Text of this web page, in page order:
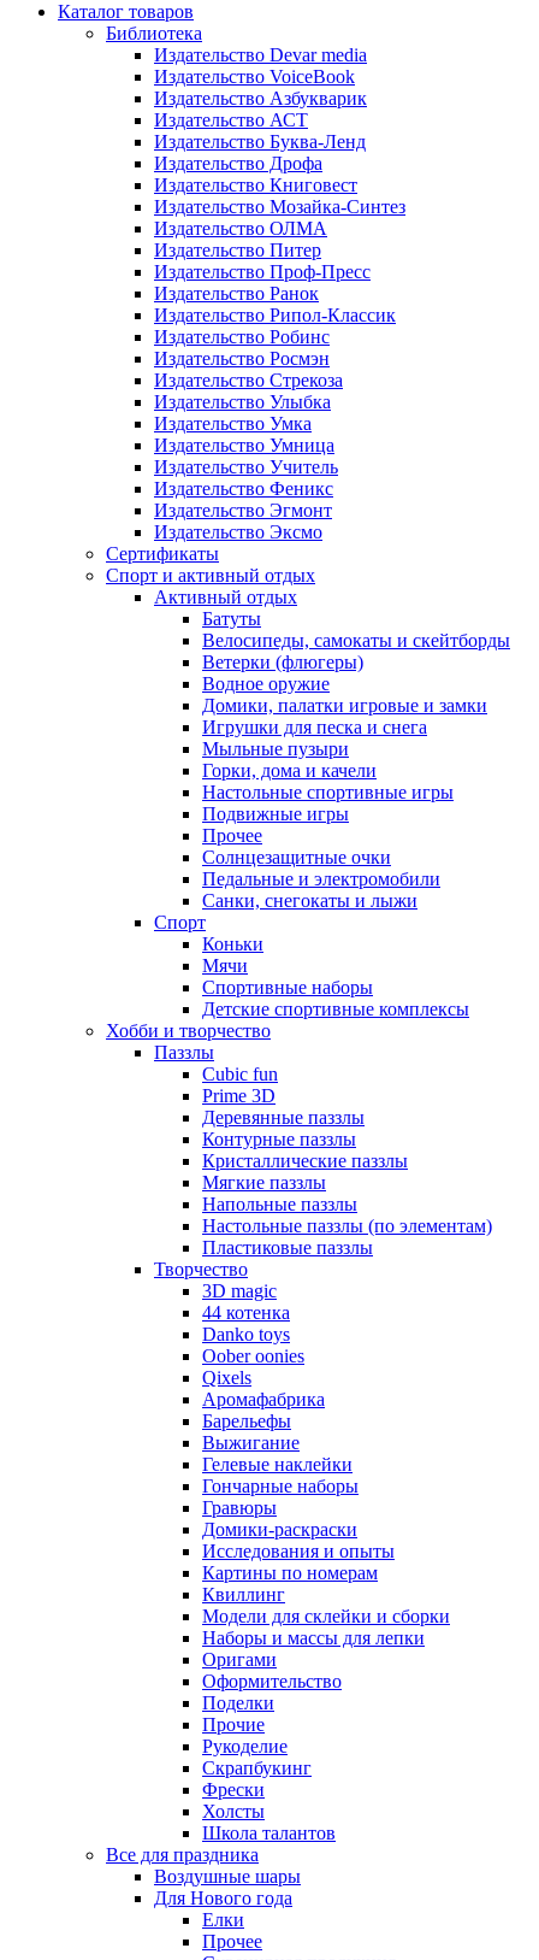
Каталог товаров
Библиотека
Издательство Devar media
Издательство VoiceBook
Издательство Азбукварик
Издательство АСТ
Издательство Буква-Ленд
Издательство Дрофа
Издательство Книговест
Издательство Мозайка-Синтез
Издательство ОЛМА
Издательство Питер
Издательство Проф-Пресс
Издательство Ранок
Издательство Рипол-Классик
Издательство Робинс
Издательство Росмэн
Издательство Стрекоза
Издательство Улыбка
Издательство Умка
Издательство Умница
Издательство Учитель
Издательство Феникс
Издательство Эгмонт
Издательство Эксмо
Сертификаты
Спорт и активный отдых
Активный отдых
Батуты
Велосипеды, самокаты и скейтборды
Ветерки (флюгеры)
Водное оружие
Домики, палатки игровые и замки
Игрушки для песка и снега
Мыльные пузыри
Горки, дома и качели
Настольные спортивные игры
Подвижные игры
Прочее
Солнцезащитные очки
Педальные и электромобили
Санки, снегокаты и лыжи
Спорт
Коньки
Мячи
Спортивные наборы
Детские спортивные комплексы
Хобби и творчество
Паззлы
Cubic fun
Prime 3D
Деревянные паззлы
Контурные паззлы
Кристаллические паззлы
Мягкие паззлы
Напольные паззлы
Настольные паззлы (по элементам)
Пластиковые паззлы
Творчество
3D magic
44 котенка
Danko toys
Oober oonies
Qixels
Аромафабрика
Барельефы
Выжигание
Гелевые наклейки
Гончарные наборы
Гравюры
Домики-раскраски
Исследования и опыты
Картины по номерам
Квиллинг
Модели для склейки и сборки
Наборы и массы для лепки
Оригами
Оформительство
Поделки
Прочие
Рукоделие
Скрапбукинг
Фрески
Холсты
Школа талантов
Все для праздника
Воздушные шары
Для Нового года
Елки
Прочее